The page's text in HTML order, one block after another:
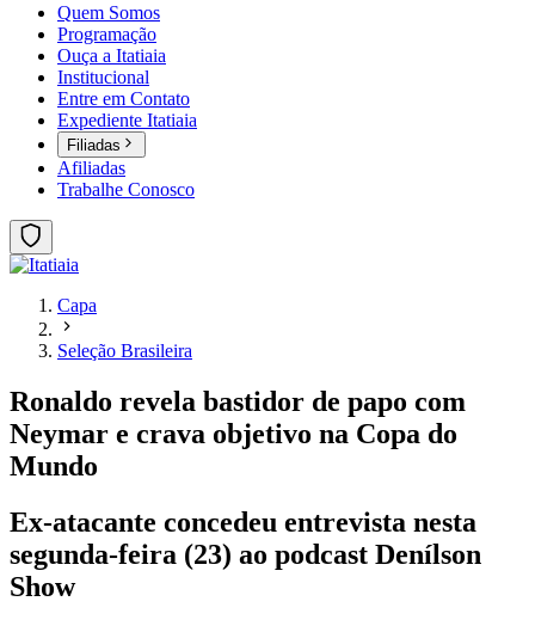
Quem Somos
Programação
Ouça a Itatiaia
Institucional
Entre em Contato
Expediente Itatiaia
Filiadas
Afiliadas
Trabalhe Conosco
Capa
Seleção Brasileira
Ronaldo revela bastidor de papo com
Neymar e crava objetivo na Copa do
Mundo
Ex-atacante concedeu entrevista nesta
segunda-feira (23) ao podcast Denílson
Show